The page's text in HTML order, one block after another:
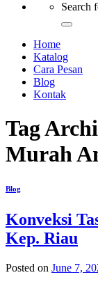
Search
Home
Katalog
Cara Pesan
Blog
Kontak
Tag
Murah
Blog
Konveksi
Kep. Riau
Posted on June 7,